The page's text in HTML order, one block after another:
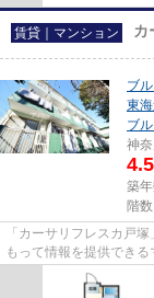
賃貸｜マンション カ
ブ
東
ブ
神
4.5
築
階
「カーサリフレスカ戸
もって情報を提供でき
お支払いいただけます。